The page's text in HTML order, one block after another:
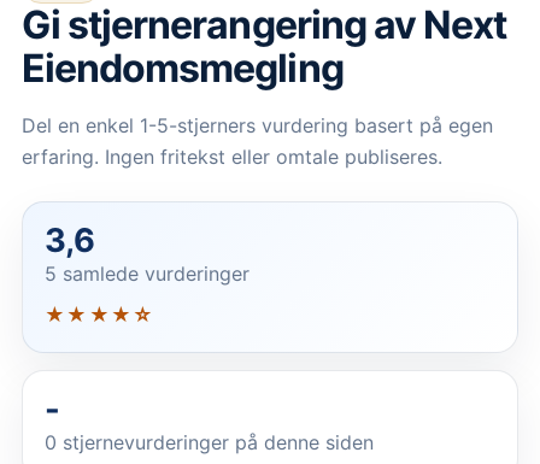
Gi stjernerangering av Next
Eiendomsmegling
Del en enkel 1-5-stjerners vurdering basert på egen
erfaring. Ingen fritekst eller omtale publiseres.
3,6
5 samlede vurderinger
★★★★☆
-
0 stjernevurderinger på denne siden